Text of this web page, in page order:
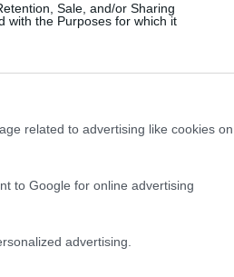
Sale, and/or Sharing
with the Purposes for which it
related to advertising like cookies on
to Google for online advertising
advertising.
Szoboszlai Dominik és
egy történet, minden kortyban
a sportolót
Dominiknak a
ország hírnevének.
amely összeköti a
keresztül.